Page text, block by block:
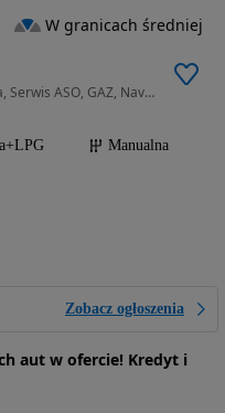
999 cm3 • 91 KM • 1.0 TCe, Salon Polska, Serwis ASO, GAZ, Navi, Klimatronic, Tempomat,
Manualna
Zobacz ogłoszenia
aut w ofercie! Kredyt i
W granicach średniej